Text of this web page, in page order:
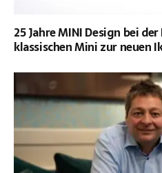
25 Jahre MINI Design bei
klassischen Mini zur neuen